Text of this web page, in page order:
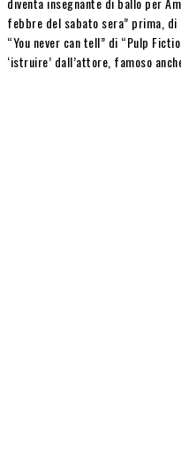
febbre del sabato sera” prima, di
“You never can tell” di “Pulp
‘istruire’ dall’attore, famoso